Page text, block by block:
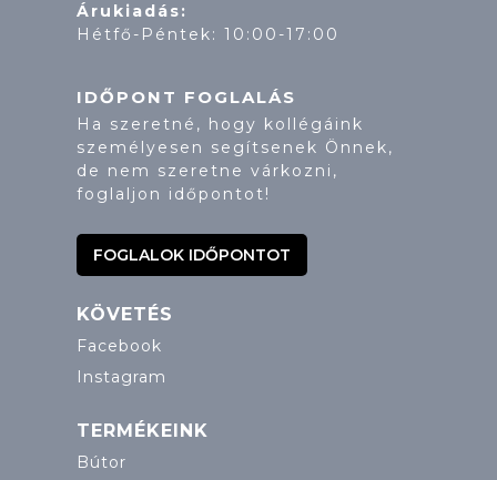
Árukiadás:
Hétfő-Péntek: 10:00-17:00
IDŐPONT FOGLALÁS
Ha szeretné, hogy kollégáink
személyesen segítsenek Önnek,
de nem szeretne várkozni,
foglaljon időpontot!
FOGLALOK IDŐPONTOT
KÖVETÉS
Facebook
Instagram
TERMÉKEINK
Bútor